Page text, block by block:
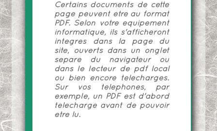
Certains documents de cette
page peuvent être au format
PDF. Selon votre équipement
informatique, ils s'afficheront
intégrés dans la page du
site, ouverts dans un onglet
séparé du navigateur ou
dans le lecteur de pdf local
ou bien encore téléchargés.
Sur vos téléphones, par
exemple, un PDF est d'abord
téléchargé avant de pouvoir
être lu.